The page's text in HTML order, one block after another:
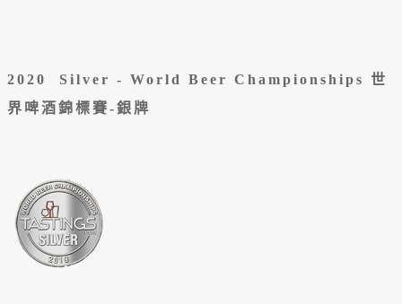
2020 Silver - World Beer Championships 世
界啤酒錦標賽-銀牌